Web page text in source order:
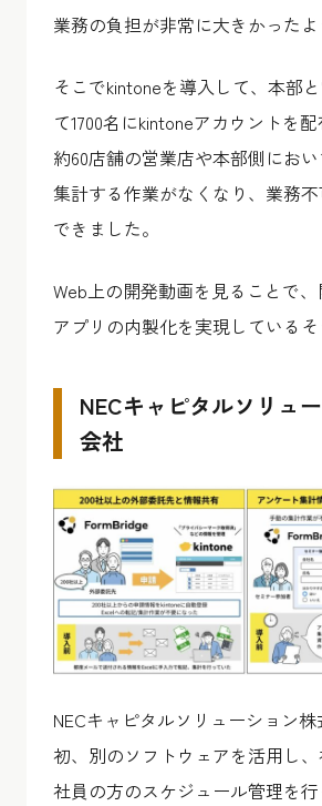
業務の負担が非常に大きかったよ
そこでkintoneを導入して、本部
て1700名にkintoneアカウントを配
約60店舗の営業店や本部側にお
集計する作業がなくなり、業務
できました。
Web上の開発動画を見ることで
アプリの内製化を実現しているそ
NECキャピタルソリュ
会社
NECキャピタルソリューション
初、別のソフトウェアを活用し
社員の方のスケジュール管理を